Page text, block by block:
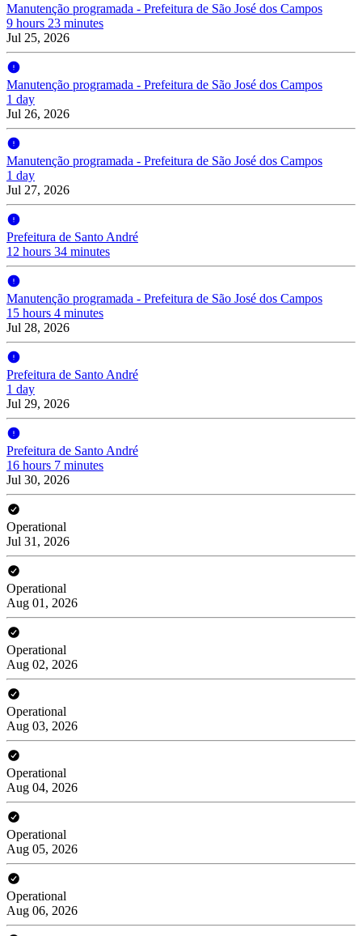
Manutenção programada - Prefeitura de São José dos Campos
9 hours 23 minutes
Jul 25, 2026
Manutenção programada - Prefeitura de São José dos Campos
1 day
Jul 26, 2026
Manutenção programada - Prefeitura de São José dos Campos
1 day
Jul 27, 2026
Prefeitura de Santo André
12 hours 34 minutes
Manutenção programada - Prefeitura de São José dos Campos
15 hours 4 minutes
Jul 28, 2026
Prefeitura de Santo André
1 day
Jul 29, 2026
Prefeitura de Santo André
16 hours 7 minutes
Jul 30, 2026
Operational
Jul 31, 2026
Operational
Aug 01, 2026
Operational
Aug 02, 2026
Operational
Aug 03, 2026
Operational
Aug 04, 2026
Operational
Aug 05, 2026
Operational
Aug 06, 2026